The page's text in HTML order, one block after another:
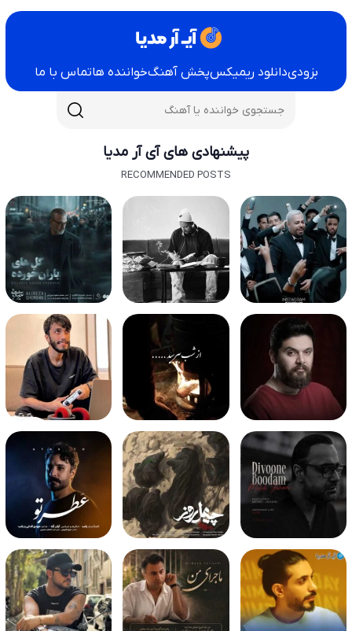
بزودیدانلود ریمیکسپخش آهنگخواننده هاتماس با ما
پیشنهادی های آی آر مدیا
RECOMMENDED POSTS